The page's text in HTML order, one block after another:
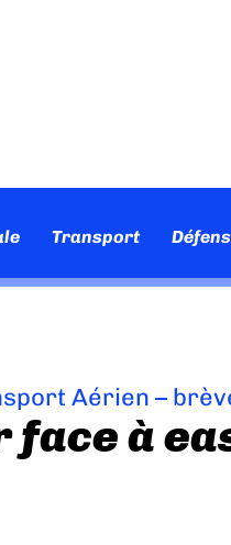
Transport
Aérien –
face à